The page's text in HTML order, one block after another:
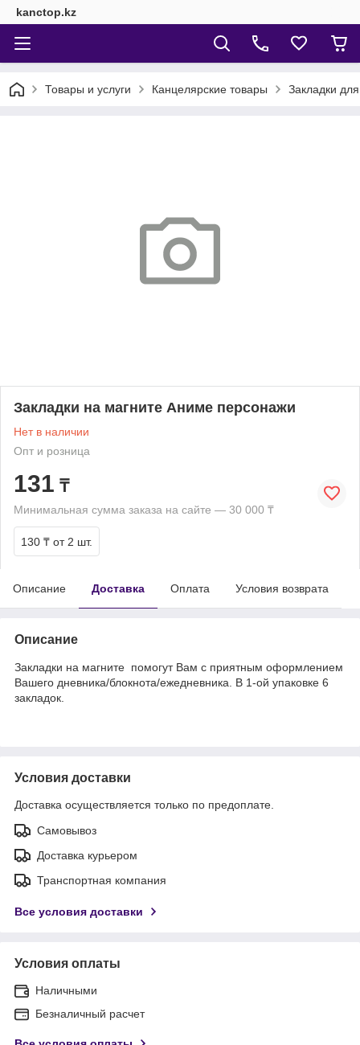
kanctop.kz
Товары и услуги Канцелярские товары Закладки для
Закладки на магните Аниме персонажи
Нет в наличии
Опт и розница
131 ₸
Минимальная сумма заказа на сайте — 30 000 ₸
130 ₸ от 2 шт.
Описание Доставка Оплата Условия возврата
Описание
Закладки на магните помогут Вам с приятным оформлением
Вашего дневника/блокнота/ежедневника. В 1-ой упаковке 6
закладок.
Условия доставки
Доставка осуществляется только по предоплате.
Самовывоз
Доставка курьером
Транспортная компания
Все условия доставки
Условия оплаты
Наличными
Безналичный расчет